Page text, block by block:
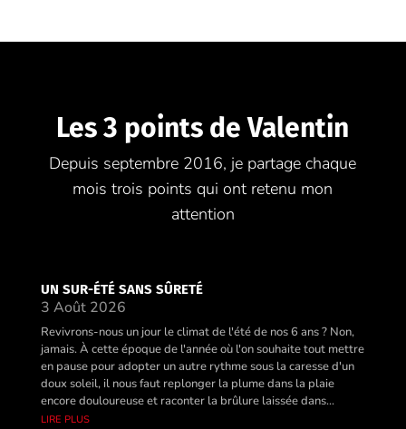
Les 3 points de Valentin
Depuis septembre 2016, je partage chaque
mois trois points qui ont retenu mon
attention
UN SUR-ÉTÉ SANS SÛRETÉ
3 Août 2026
Revivrons-nous un jour le climat de l'été de nos 6 ans ? Non,
jamais. À cette époque de l'année où l'on souhaite tout mettre
en pause pour adopter un autre rythme sous la caresse d'un
doux soleil, il nous faut replonger la plume dans la plaie
encore douloureuse et raconter la brûlure laissée dans...
lire plus